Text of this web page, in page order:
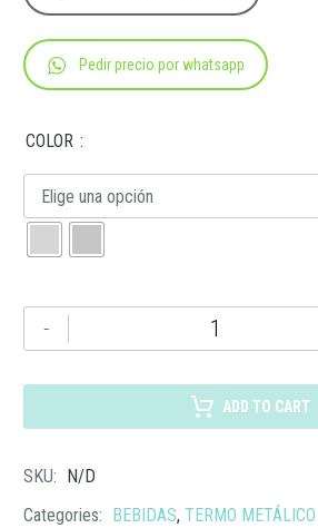
Pedir precio por whatsapp
COLOR
Elige una opción
-
110
cantidad
ADD TO CART
SKU: N/D
Categories: BEBIDAS, TERMO METÁLICO